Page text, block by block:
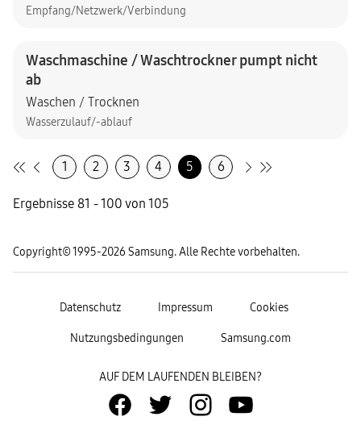
Empfang/Netzwerk/Verbindung
Waschmaschine / Waschtrockner pumpt nicht
ab
Waschen / Trocknen
Wasserzulauf/-ablauf
1 2 3 4 5 6
Ergebnisse 81 - 100 von 105
Copyright© 1995-2026 Samsung. Alle Rechte vorbehalten.
Datenschutz Impressum Cookies
Nutzungsbedingungen Samsung.com
AUF DEM LAUFENDEN BLEIBEN?